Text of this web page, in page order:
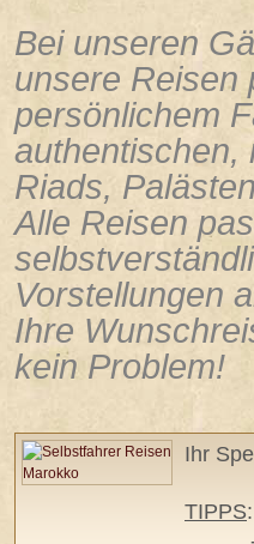
Bei unseren
unsere Reisen
persönlichem
authentischen,
Riads,
Alle Reisen
Vorstellungen
Ihre
kein Problem!
Ihr
TIPPS